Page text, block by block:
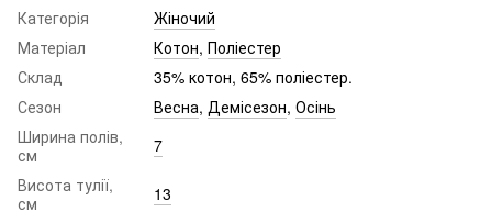
Категорія
Жіночий
Матеріал
Котон, Поліестер
Склад
35% котон, 65% поліестер.
Сезон
Весна, Демісезон, Осінь
Ширина полів,
см
7
Висота тулії,
см
13